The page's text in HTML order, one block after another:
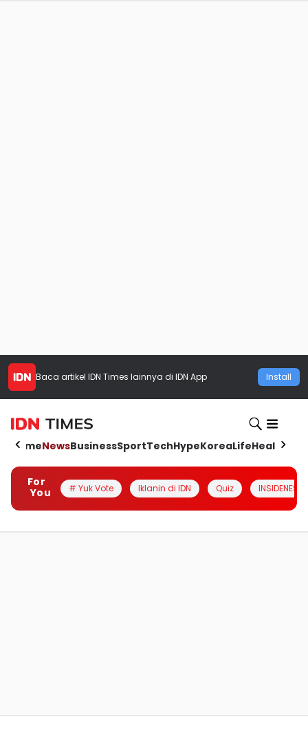
Baca artikel IDN Times lainnya di IDN App Install
HomeNewsBusinessSportTechHypeKoreaLifeHealth
For
You
# Yuk Vote Iklanin di IDN Quiz INSIDENESIA